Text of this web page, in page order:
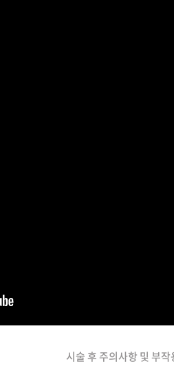
시술 후 주의사항 및 부작